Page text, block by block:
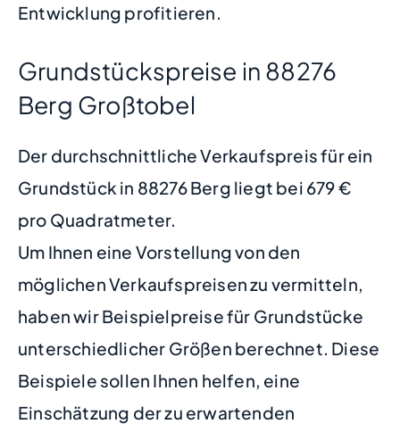
Entwicklung profitieren.
Grundstückspreise in 88276
Berg Großtobel
Der durchschnittliche Verkaufspreis für ein
Grundstück in 88276 Berg liegt bei 679 €
pro Quadratmeter.
Um Ihnen eine Vorstellung von den
möglichen Verkaufspreisen zu vermitteln,
haben wir Beispielpreise für Grundstücke
unterschiedlicher Größen berechnet. Diese
Beispiele sollen Ihnen helfen, eine
Einschätzung der zu erwartenden